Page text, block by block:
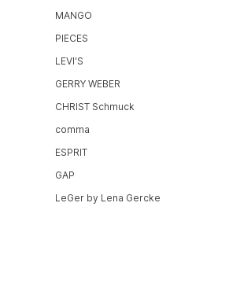
MANGO
PIECES
LEVI'S
GERRY WEBER
CHRIST Schmuck
comma
ESPRIT
GAP
LeGer by Lena Gercke